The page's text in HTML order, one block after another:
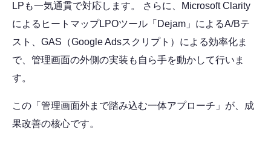
LPも一気通貫で対応します。 さらに、Microsoft Clarity
によるヒートマップLPOツール「Dejam」によるA/Bテ
スト、GAS（Google Adsスクリプト）による効率化ま
で、管理画面の外側の実装も自ら手を動かして行いま
す。
この「管理画面外まで踏み込む一体アプローチ」が、成
果改善の核心です。